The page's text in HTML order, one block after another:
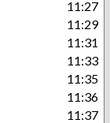
11:27
11:29
11:31
11:33
11:35
11:36
11:37